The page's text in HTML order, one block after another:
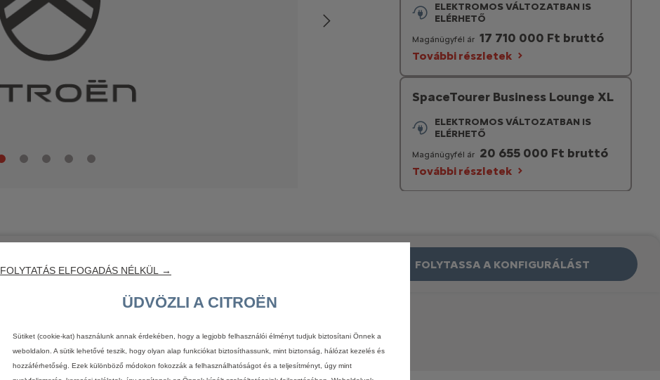
ELEKTROMOS VÁLTOZATBAN IS
ELÉRHETŐ
Magánügyfél ár 17 710 000 Ft bruttó
További részletek
SpaceTourer Business Lounge XL
ELEKTROMOS VÁLTOZATBAN IS
ELÉRHETŐ
Magánügyfél ár 20 655 000 Ft bruttó
További részletek
FOLYTASSA A KONFIGURÁLÁST
FOLYTATÁS ELFOGADÁS NÉLKÜL →
ÜDVÖZLI A CITROËN
Sütiket (cookie-kat) használunk annak érdekében, hogy a legjobb felhasználói élményt tudjuk biztosítani Önnek a
weboldalon. A sütik lehetővé teszik, hogy olyan alap funkciókat biztosíthassunk, mint biztonság, hálózat kezelés és
hozzáférhetőség. Ezek különböző módokon fokozzák a felhasználhatóságot és a teljesítményt, úgy mint